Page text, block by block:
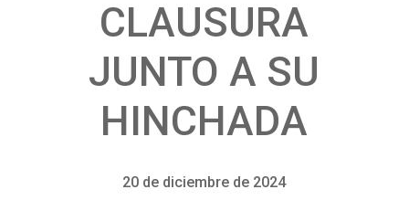
CLAUSURA
JUNTO A SU
HINCHADA
20 de diciembre de 2024